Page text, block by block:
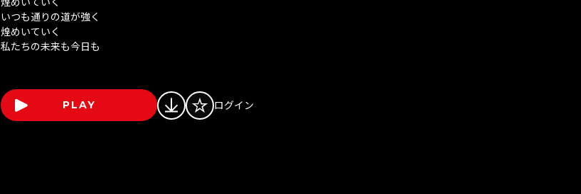
いつも通りの道が強く
煌めいていく
私たちの未来も今日も
PLAY ログイン